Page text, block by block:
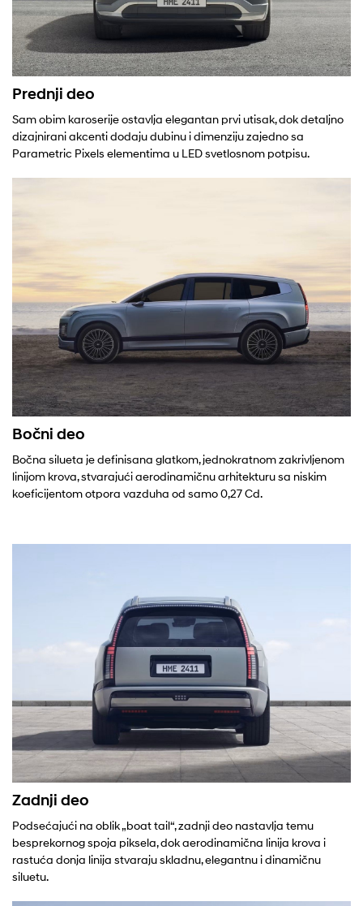
Prednji deo
Sam obim karoserije ostavlja elegantan prvi utisak, dok detaljno
dizajnirani akcenti dodaju dubinu i dimenziju zajedno sa
Parametric Pixels elementima u LED svetlosnom potpisu.
Bočni deo
Bočna silueta je definisana glatkom, jednokratnom zakrivljenom
linijom krova, stvarajući aerodinamičnu arhitekturu sa niskim
koeficijentom otpora vazduha od samo 0,27 Cd.
Zadnji deo
Podsećajući na oblik „boat tail“, zadnji deo nastavlja temu
besprekornog spoja piksela, dok aerodinamična linija krova i
rastuća donja linija stvaraju skladnu, elegantnu i dinamičnu
siluetu.